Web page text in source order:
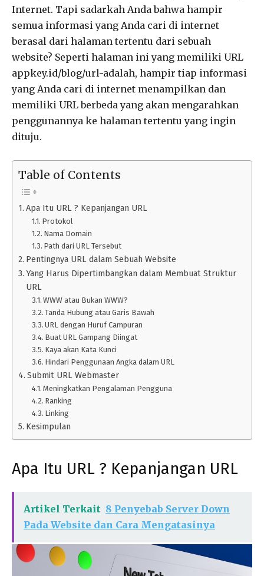
Internet. Tapi sadarkah Anda bahwa hampir
semua informasi yang Anda cari di internet
berasal dari halaman tertentu dari sebuah
website? Seperti halaman ini yang memiliki URL
appkey.id/blog/url-adalah, hampir tiap informasi
yang Anda cari di internet menampilkan dan
memiliki URL berbeda yang akan mengarahkan
penggunannya ke halaman tertentu yang ingin
dituju.
Table of Contents
Apa Itu URL ? Kepanjangan URL
Protokol
Nama Domain
Path dari URL Tersebut
Pentingnya URL dalam Sebuah Website
Yang Harus Dipertimbangkan dalam Membuat Struktur
URL
WWW atau Bukan WWW?
Tanda Hubung atau Garis Bawah
URL dengan Huruf Campuran
Buat URL Gampang Diingat
Kaya akan Kata Kunci
Hindari Penggunaan Angka dalam URL
Submit URL Webmaster
Meningkatkan Pengalaman Pengguna
Ranking
Linking
Kesimpulan
Apa Itu URL ? Kepanjangan URL
Artikel Terkait 8 Penyebab Server Down
Pada Website dan Cara Mengatasinya